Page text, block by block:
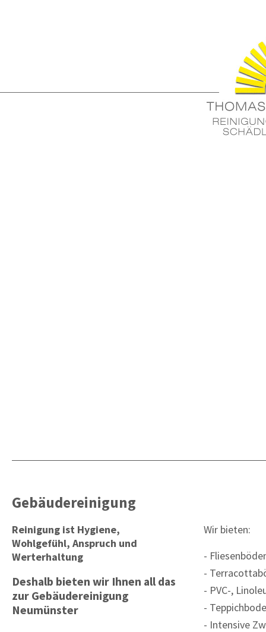
Gebäudereinigung
Reinigung ist Hygiene,
Wohlgefühl, Anspruch und
Werterhaltung
Deshalb bieten wir Ihnen all das
zur Gebäudereinigung
Neumünster
Wir bieten:
PVC-,
Intensive